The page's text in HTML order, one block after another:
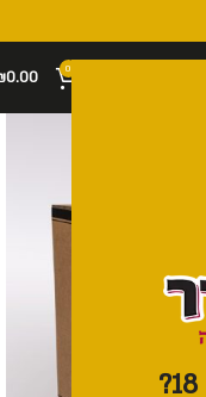
0
0.00